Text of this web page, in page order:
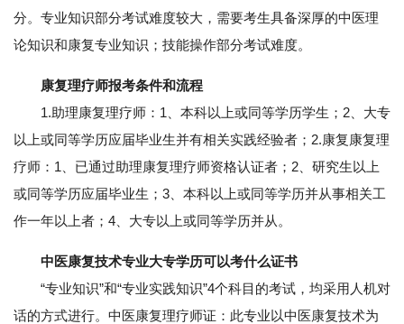
分。专业知识部分考试难度较大，需要考生具备深厚的中医理
论知识和康复专业知识；技能操作部分考试难度。
康复理疗师报考条件和流程
1.助理康复理疗师：1、本科以上或同等学历学生；2、大专
以上或同等学历应届毕业生并有相关实践经验者；2.康复康复理
疗师：1、已通过助理康复理疗师资格认证者；2、研究生以上
或同等学历应届毕业生；3、本科以上或同等学历并从事相关工
作一年以上者；4、大专以上或同等学历并从。
中医康复技术专业大专学历可以考什么证书
“专业知识”和“专业实践知识”4个科目的考试，均采用人机对
话的方式进行。中医康复理疗师证：此专业以中医康复技术为